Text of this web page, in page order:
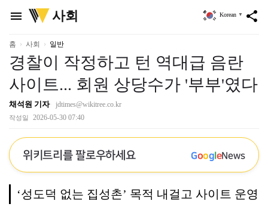
menu
위
키
리
사회 share
Korean ▼
홈 사회 일반
경찰이 작정하고 턴 역대급 음란
사이트... 회원 상당수가 '부부'였다
채석원 기자 jdtimes@wikitree.co.kr
작성일 2026-05-30 07:40
위키트리를 팔로우하세요 GoogleNews
‘성도덕 없는 집성촌’ 목적 내걸고 사이트 운영